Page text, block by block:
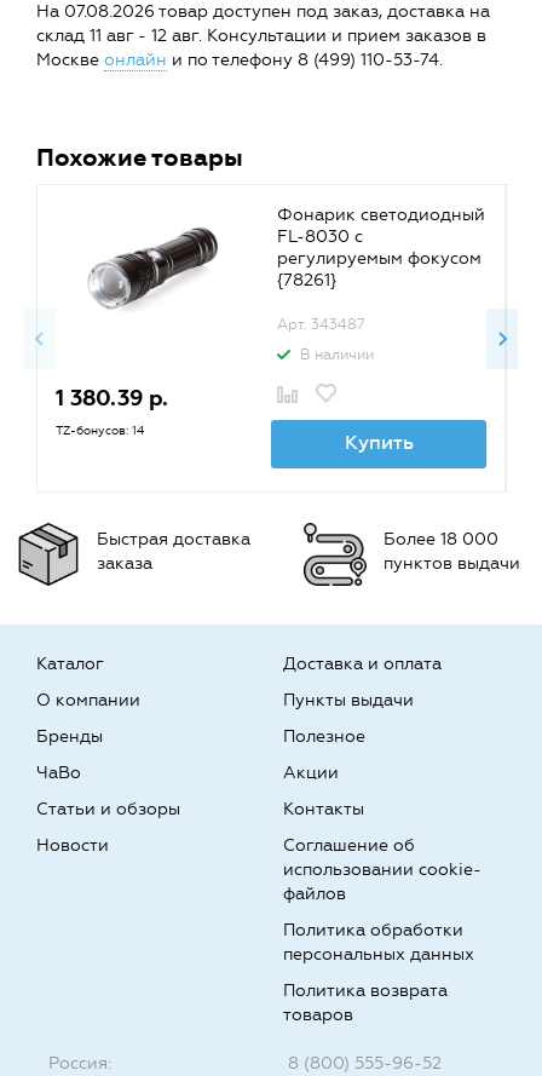
На 07.08.2026 товар доступен под заказ, доставка на
склад 11 авг - 12 авг. Консультации и прием заказов в
Москве онлайн и по телефону 8 (499) 110-53-74.
Похожие товары
Фонарик светодиодный
FL-8030 с
регулируемым фокусом
{78261}
Арт. 343487
В наличии
1 380.39 р.
TZ-бонусов: 14 Купить
Быстрая доставка
заказа
Более 18 000
пунктов выдачи
Каталог
О компании
Бренды
Доставка и оплата
Пункты выдачи
Полезное
ЧаВо
Статьи и обзоры
Новости
Акции
Контакты
Соглашение об
использовании cookie-
файлов
Политика обработки
персональных данных
Политика возврата
товаров
Россия: 8 (800) 555-96-52